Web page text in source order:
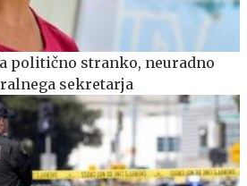
politično stranko, neuradno
sekretarja